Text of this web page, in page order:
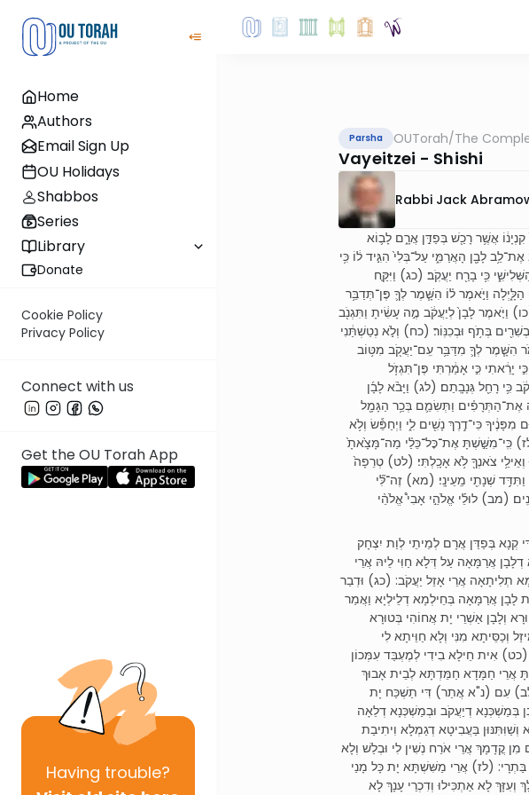
Home
Authors
Email Sign Up
OU Holidays
Shabbos
Series
Library
Donate
Cookie Policy
Privacy Policy
Connect with us
Get the OU Torah App
Having trouble?
Parsha OUTorah/The
Vayeitzei - Shishi
Rabbi Jack
קִנְיָנ֔וֹ אֲשֶׁ֥ר רָכַ֖שׁ בְּפַדַּ֣ן אֲרָ֑ם לָב֛וֹא
לָבָ֖ן הָאֲרַמִּ֑י עַל־בְּלִי֙ הִגִּ֣יד ל֔וֹ כִּ֥י
כִּ֥י בָרַ֖ח יַעֲקֹֽב׃ (כג) וַיִּקַּ֤ח
וַיֹּ֣אמֶר ל֗וֹ הִשָּׁ֧מֶר לְךָ֛ פֶּן־תְּדַבֵּ֥ר
וַיֹּ֤אמֶר לָבָן֙ לְיַעֲקֹ֔ב מֶ֣ה עָשִׂ֔יתָ וַתִּגְנֹ֖ב
בְּתֹ֥ף וּבְכִנּֽוֹר׃ (כח) וְלֹ֣א נְטַשְׁתַּ֔נִי
הִשָּׁ֧מֶר לְךָ֛ מִדַּבֵּ֥ר עִֽם־יַעֲקֹ֖ב מִטּ֥וֹב
יָרֵ֔אתִי כִּ֣י אָמַ֔רְתִּי פֶּן־תִּגְזֹ֥ל
כִּ֥י רָחֵ֖ל גְּנָבָֽתַם׃ (לג) וַיָּבֹ֨א לָבָ֜ן
אֶת־הַתְּרָפִ֗ים וַתְּשִׂמֵ֛ם בְּכַ֥ר הַגָּמָ֖ל
כִּי־דֶ֥רֶךְ נָשִׁ֖ים לִ֑י וַיְחַפֵּ֕שׂ וְלֹ֥א
כִּֽי־מִשַּׁ֣שְׁתָּ אֶת־כׇּל־כֵּלַ֗י מַה־מָּצָ֙אתָ֙
וְאֵילֵ֥י צֹאנְךָ֖ לֹ֥א אָכָֽלְתִּי׃ (לט) טְרֵפָה֙
שְׁנָתִ֖י מֵֽעֵינָֽי׃ (מא) זֶה־לִּ֞י
(מב) לוּלֵ֡י אֱלֹהֵ֣י אָבִי֩ אֱלֹהֵ֨י
דִּי קְנָא בְּפַדַּן אֲרָם לְמֵיתֵי לְוַת יִצְחָק
דְלָבָן אֲרַמָּאָה עַל דְּלָא חַוִּי לֵיהּ אֲרֵי
תְלִיתָאָה אֲרֵי אָזֵל יַעֲקֹב: (כג) וּדְבַר
לָבָן אֲרַמָּאָה בְּחֵילְמָא דְלֵילְיָא וַאֲמַר
וְלָבָן אַשְׁרֵי יָת אֲחוֹהִי בְּטוּרָא
וְכַסֵּיתָא מִנִּי וְלָא חַוֵּיתָא לִי
אִית חֵילָא בִידִי לְמֶעְבַּד עִמְּכוֹן
אֲרֵי חַמָּדָא חַמֵּדְתָּא לְבֵית אָבוּךְ
עִם (נ"א אֲתַר) דִּי תַשְׁכַּח יָת
בְּמַשְׁכְּנָא דְיַעֲקֹב וּבְמַשְׁכְּנָא דְלֵאָה
בַּעֲבִיטָא דְגַמְלָא וִיתִיבַת
קֳדָמָךְ אֲרֵי אֹרַח נְשִׁין לִי וּבְלַשׁ וְלָא
בַּתְרָי: (לז) אֲרֵי מַשִּׁשְׁתָּא יָת כָּל מָנַי
לָא אַתְכִּילוּ וְדִכְרֵי עָנָךְ לָא